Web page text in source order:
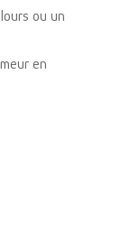
ou un
en